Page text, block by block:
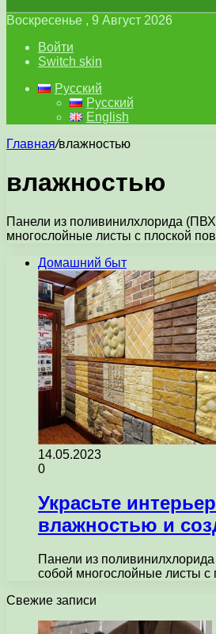
Воскресенье , 9 Август 2026
Войти
Switch skin
Русский
Русский
English
Главная/влажностью
влажностью
Панели из поливинилхлорида
многослойные листы с плоской
Домашний быт
14.05.2023
0
Украсьте
влажностью и
Панели из
собой многослойные листы с
Свежие записи